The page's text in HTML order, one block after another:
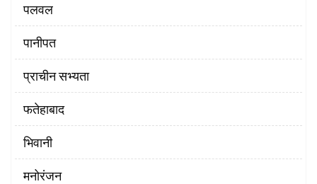
पलवल
पानीपत
प्राचीन सभ्यता
फतेहाबाद
भिवानी
मनोरंजन